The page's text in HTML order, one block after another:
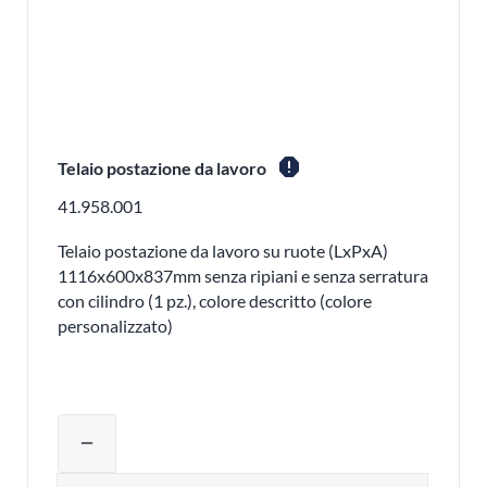
Telaio postazione da lavoro report
41.958.001
Telaio postazione da lavoro su ruote (LxPxA)
1116x600x837mm senza ripiani e senza serratura
con cilindro (1 pz.), colore descritto (colore
personalizzato)
remove